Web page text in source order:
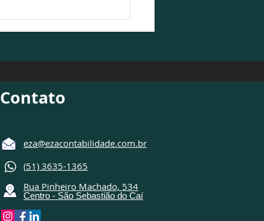
Contato
eza@ezacontabilidade.com.br
(51) 3635-1365
Rua Pinheiro Machado, 534
Centro - São Sebastião do Caí